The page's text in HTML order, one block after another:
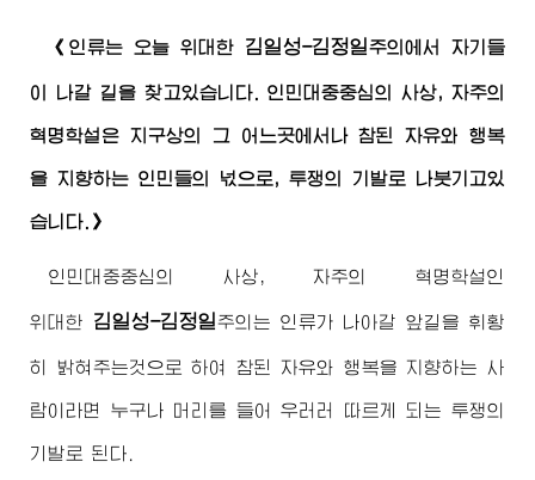
《인류는 오늘 위대한 김일성-김정일주의 에서 자기들
이 나갈 길을 찾고있습니다. 인민대중중심의 사상, 자주의
혁명학설은 지구상의 그 어느곳에서나 참된 자유와 행복
을 지향하는 인민들의 넋으로, 투쟁의 기발로 나붓기고있
습니다.》
인민대중중심의 사상, 자주의 혁명학설인
위대한 김일성-김정일주의 는 인류가 나아갈 앞길을 휘황
히 밝혀주는것으로 하여 참된 자유와 행복을 지향하는 사
람이라면 누구나 머리를 들어 우러러 따르게 되는 투쟁의
기발로 된다.